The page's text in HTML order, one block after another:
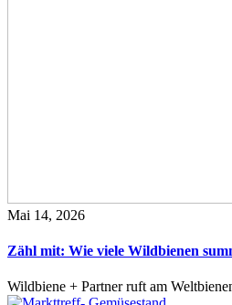
Mai 14, 2026
Zähl mit: Wie viele Wildbienen
Wildbiene + Partner ruft am